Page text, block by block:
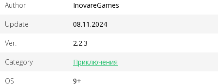
Author InovareGames
Update 08.11.2024
Ver. 2.2.3
Category Приключения
OS 9+